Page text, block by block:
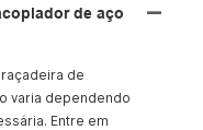
de aço
de
varia dependendo
Entre em